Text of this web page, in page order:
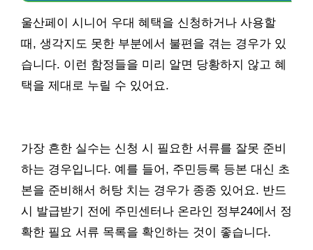
울산페이 시니어 우대 혜택을 신청하거나 사용할
때, 생각지도 못한 부분에서 불편을 겪는 경우가 있
습니다. 이런 함정들을 미리 알면 당황하지 않고 혜
택을 제대로 누릴 수 있어요.
가장 흔한 실수는 신청 시 필요한 서류를 잘못 준비
하는 경우입니다. 예를 들어, 주민등록 등본 대신 초
본을 준비해서 허탕 치는 경우가 종종 있어요. 반드
시 발급받기 전에 주민센터나 온라인 정부24에서 정
확한 필요 서류 목록을 확인하는 것이 좋습니다.